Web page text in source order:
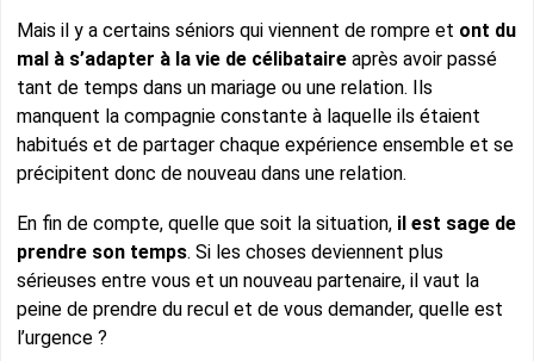
Mais il y a certains séniors qui viennent de rompre et ont du
mal à s’adapter à la vie de célibataire après avoir passé
tant de temps dans un mariage ou une relation. Ils
manquent la compagnie constante à laquelle ils étaient
habitués et de partager chaque expérience ensemble et se
précipitent donc de nouveau dans une relation.
En fin de compte, quelle que soit la situation, il est sage de
prendre son temps. Si les choses deviennent plus
sérieuses entre vous et un nouveau partenaire, il vaut la
peine de prendre du recul et de vous demander, quelle est
l’urgence ?